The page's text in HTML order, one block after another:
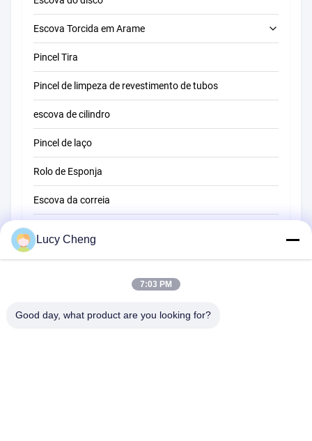
Escova Torcida em Arame
escova de limpeza do tubo
escova de limpeza da palha
Pincel Tira
Pincel de limpeza de revestimento de tubos
escova de cilindro
Pincel de laço
Rolo de Esponja
Escova da correia
Escova de varredura
Escova de extremidade de arame
Lucy Cheng
7:03 PM
Good day, what product are you looking for?